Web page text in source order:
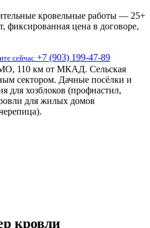
кровельные работы — 25+
фиксированная цена в договоре,
сейчас +7 (903) 199-47-89
110 км от МКАД. Сельская
сектором. Дачные посёлки и
хозблоков (профнастил,
для жилых домов
кровли